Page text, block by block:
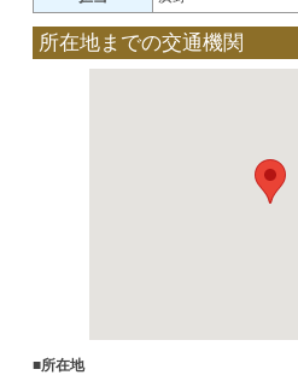
所在地までの交通機関
■所在地